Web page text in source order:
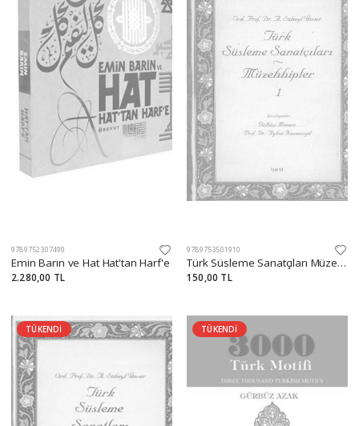
9789752307490
Emin Barın ve Hat Hat'tan Harf'e
2.280,00 TL
9789753501910
Türk Süsleme Sanatçıları Müzehhipler - 1
150,00 TL
TÜKENDİ TÜKENDİ